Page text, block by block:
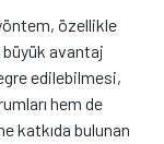
özellikle
avantaj
edilebilmesi,
hem de
katkıda bulunan